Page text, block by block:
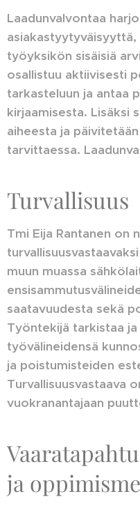
Laadunvalvontaa
työyksikön sisäisiä
osallistuu aktiivisesti
tarkasteluun ja antaa
kirjaamisesta. Lisäksi
aiheesta ja
tarvittaessa.
Turvallisuus
Tmi Eija Rantanen on
muun muassa
saatavuudesta sekä
Työntekijä tarkistaa
työvälineidensä
ja poistumisteiden
Turvallisuusvastaava
vuokranantajaan
ja